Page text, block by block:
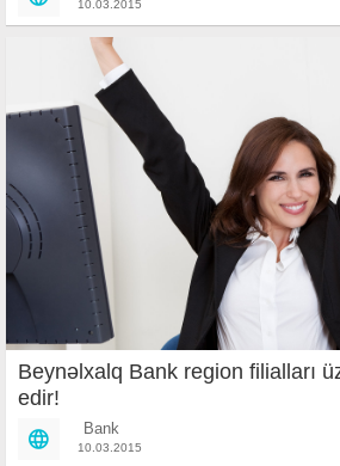
10.03.2015
Beynəlxalq Bank region filialları
edir!
Bank
10.03.2015